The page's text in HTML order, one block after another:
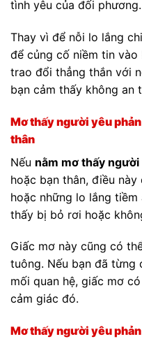
tình yêu của đối phương.
Thay vì để nỗi lo lắng
để củng cố niềm tin vào
trao đổi thẳng thắn với
bạn cảm thấy không an
Mơ thấy người yêu
thân
Nếu nằm mơ thấy
hoặc bạn thân, điều
hoặc những lo lắng
thấy bị bỏ rơi hoặc
Giấc mơ này cũng có
tuông. Nếu bạn đã từng
mối quan hệ, giấc mơ
cảm giác đó.
Mơ thấy người yêu